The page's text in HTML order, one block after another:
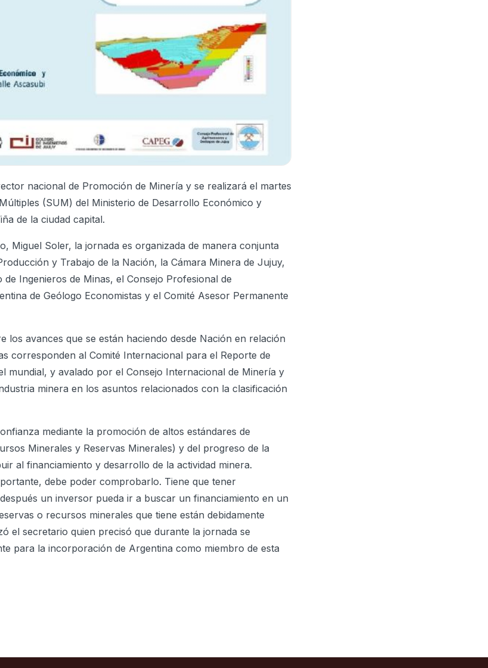
nacional de Promoción de Minería y se realizará el martes
(SUM) del Ministerio de Desarrollo Económico y
de la ciudad capital.
Miguel Soler, la jornada es organizada de manera conjunta
y Trabajo de la Nación, la Cámara Minera de Jujuy,
Ingenieros de Minas, el Consejo Profesional de
de Geólogo Economistas y el Comité Asesor Permanente
avances que se están haciendo desde Nación en relación
corresponden al Comité Internacional para el Reporte de
mundial, y avalado por el Consejo Internacional de Minería y
minera en los asuntos relacionados con la clasificación
mediante la promoción de altos estándares de
Minerales y Reservas Minerales) y del progreso de la
al financiamiento y desarrollo de la actividad minera.
debe poder comprobarlo. Tiene que tener
un inversor pueda ir a buscar un financiamiento en un
o recursos minerales que tiene están debidamente
el secretario quien precisó que durante la jornada se
para la incorporación de Argentina como miembro de esta